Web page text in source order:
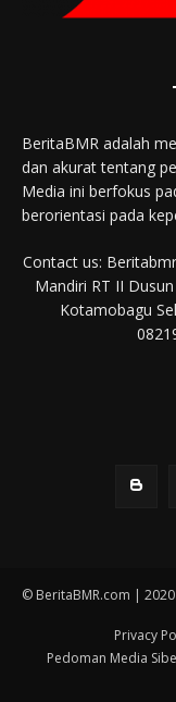
BeritaBMR adalah
dan akurat tentang
Media ini berfokus
berorientasi pada
Contact us:
Mandiri RT II
Kotamobagu
© BeritaBMR.com | 2020
Privacy
Pedoman Media